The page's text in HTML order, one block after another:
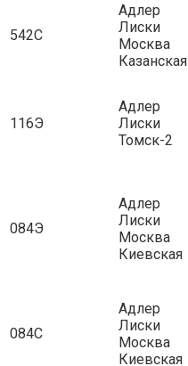
542С
Адлер
Лиски
Москва
Казанская
116Э
Адлер
Лиски
Томск-2
084Э
Адлер
Лиски
Москва
Киевская
084С
Адлер
Лиски
Москва
Киевская